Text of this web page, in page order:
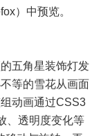
）中预览。
五角星装饰灯发
等的雪花从画面
动画通过CSS3
、透明度变化等